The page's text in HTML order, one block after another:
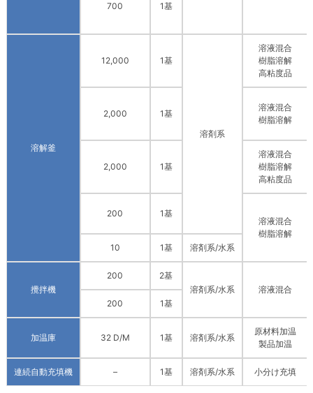
700 1基
溶解釜
12,000 1基
溶剤系
溶液混合
樹脂溶解
高粘度品
2,000 1基
溶液混合
樹脂溶解
2,000 1基
溶液混合
樹脂溶解
高粘度品
200 1基
溶液混合
樹脂溶解
10
1基 溶剤系/水系
攪拌機
200
2基
溶剤系/水系
溶液混合
200
1基
加温庫 32 D/M 1基 溶剤系/水系
原材料加温
製品加温
連続自動充填機 – 1基 溶剤系/水系 小分け充填